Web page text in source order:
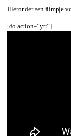
Hieronder een filmpje
[do action=”ytr”]